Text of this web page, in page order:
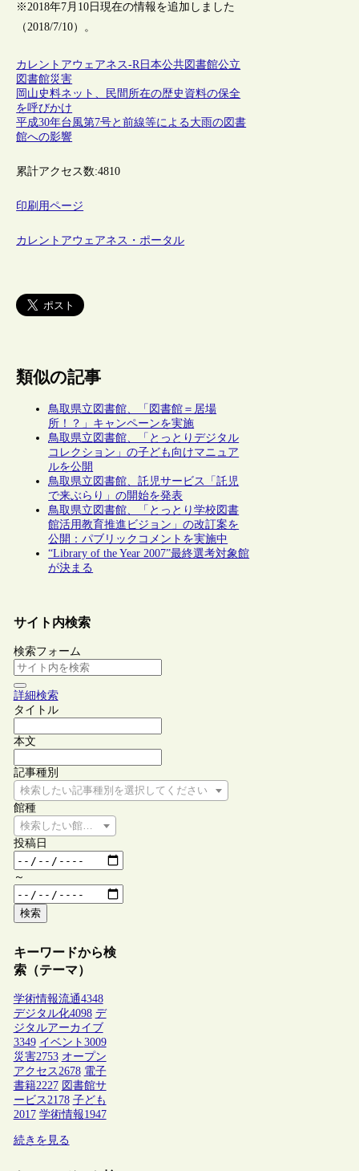
※2018年7月10日現在の情報を追加しました
（2018/7/10）。
カレントアウェアネス-R 日本公共図書館公立
図書館災害
岡山史料ネット、民間所在の歴史資料の保全
を呼びかけ
平成30年台風第7号と前線等による大雨の図書
館への影響
累計アクセス数:4810
印刷用ページ
カレントアウェアネス・ポータル
類似の記事
鳥取県立図書館、「図書館＝居場
所！？」キャンペーンを実施
鳥取県立図書館、「とっとりデジタル
コレクション」の子ども向けマニュア
ルを公開
鳥取県立図書館、託児サービス「託児
で来ぶらり」の開始を発表
鳥取県立図書館、「とっとり学校図書
館活用教育推進ビジョン」の改訂案を
公開：パブリックコメントを実施中
“Library of the Year 2007”最終選考対象館
が決まる
サイト内検索
検索フォーム
詳細検索
タイトル
本文
記事種別
検索したい記事種別を選択してください
館種
検索したい館種を選択してください
投稿日
～
検索
キーワードから検
索（テーマ）
学術情報流通4348
デジタル化4098 デ
ジタルアーカイブ
3349 イベント 3009
災害2753 オープン
アクセス2678 電子
書籍2227 図書館サ
ービス2178 子ども
2017 学術情報1947
続きを見る